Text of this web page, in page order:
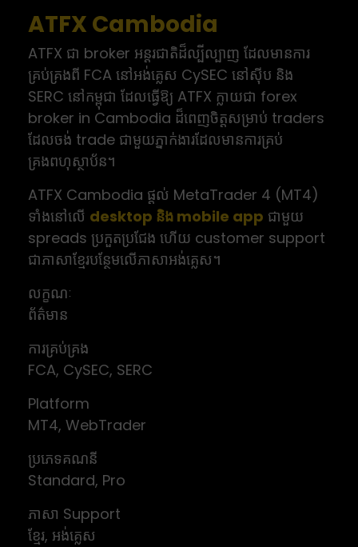
ATFX Cambodia
ATFX ជា broker អន្តរជាតិដ៏ល្បីល្បាញ ដែលមានការ
គ្រប់គ្រងពី FCA នៅអង់គ្លេស CySEC នៅស៊ីប និង
SERC នៅកម្ពុជា ដែលធ្វើឱ្យ ATFX ក្លាយជា forex
broker in Cambodia ដ៏ពេញចិត្តសម្រាប់ traders
ដែលចង់ trade ជាមួយភ្នាក់ងារដែលមានការគ្រប់
គ្រងពហុស្ថាប័ន។
ATFX Cambodia ផ្តល់ MetaTrader 4 (MT4)
ទាំងនៅលើ desktop និង mobile app ជាមួយ
spreads ប្រកួតប្រជែង ហើយ customer support
ជាភាសាខ្មែរបន្ថែមលើភាសាអង់គ្លេស។
លក្ខណៈ
ព័ត៌មាន
ការគ្រប់គ្រង
FCA, CySEC, SERC
Platform
MT4, WebTrader
ប្រភេទគណនី
Standard, Pro
ភាសា Support
ខ្មែរ, អង់គ្លេស